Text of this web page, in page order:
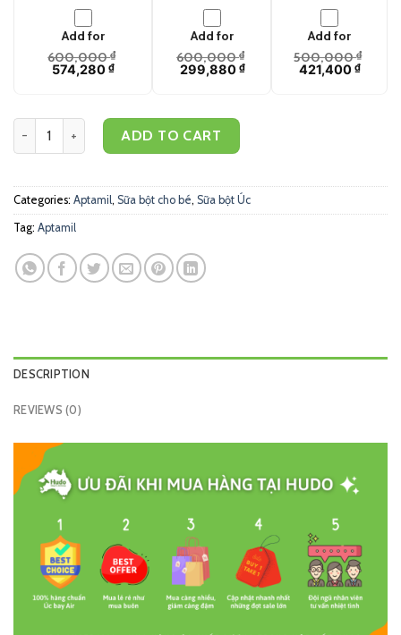
Add for
600,000₫
574,280₫
Add for
600,000₫
299,880 ₫
Add for
500,000₫
421,400₫
Aptamil Profutura Synbiotic+ 3 - Sữa bột cao cấp Aptamil Pro cho
ADD TO CART
Categories: Aptamil, Sữa bột cho bé, Sữa bột Úc
Tag: Aptamil
DESCRIPTION
REVIEWS (0)